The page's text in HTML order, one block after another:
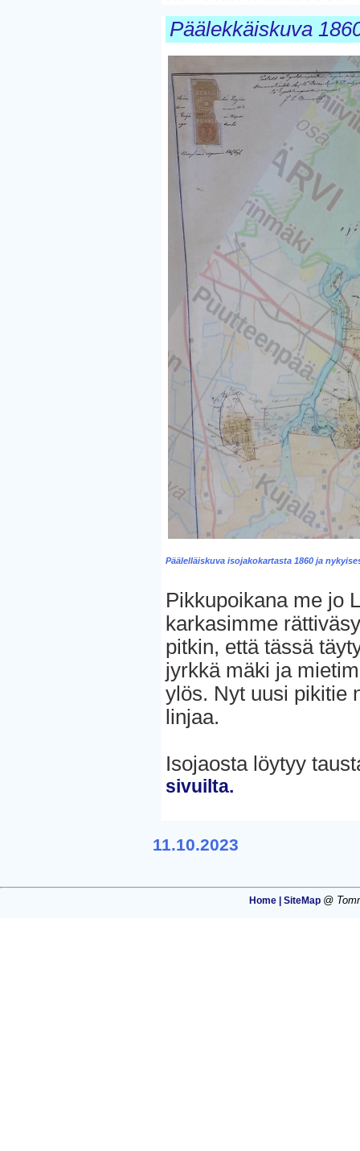
Päälekkäiskuva
Päälelläiskuva isojakokartasta 1860 ja
Pikkupoikana me jo
karkasimme
pitkin, että tässä
jyrkkä mäki ja
ylös. Nyt uusi pikitie
linjaa.
Isojaosta löytyy
sivuilta.
11.10.2023
Home | SiteMap @